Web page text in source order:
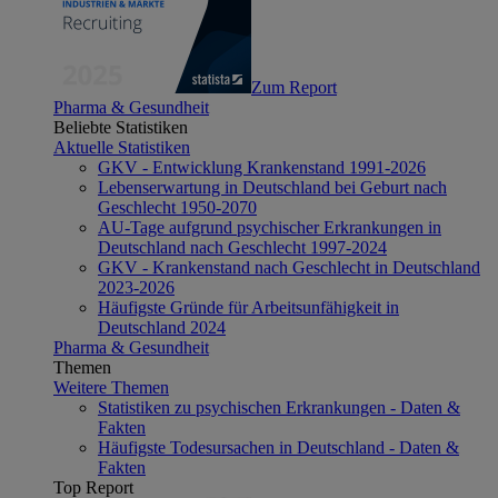
Zum Report
Pharma & Gesundheit
Beliebte Statistiken
Aktuelle Statistiken
GKV - Entwicklung Krankenstand 1991-2026
Lebenserwartung in Deutschland bei Geburt nach
Geschlecht 1950-2070
AU-Tage aufgrund psychischer Erkrankungen in
Deutschland nach Geschlecht 1997-2024
GKV - Krankenstand nach Geschlecht in Deutschland
2023-2026
Häufigste Gründe für Arbeitsunfähigkeit in
Deutschland 2024
Pharma & Gesundheit
Themen
Weitere Themen
Statistiken zu psychischen Erkrankungen - Daten &
Fakten
Häufigste Todesursachen in Deutschland - Daten &
Fakten
Top Report